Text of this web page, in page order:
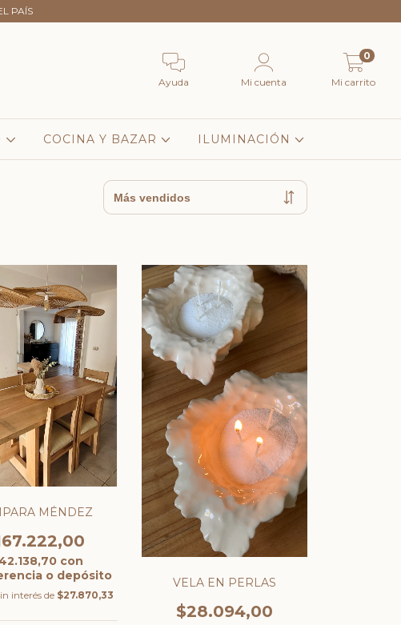
PAÍS
Ayuda Mi cuenta Mi carrito
0
COCINA Y BAZAR ILUMINACIÓN
MÉNDEZ
con
o depósito
interés de $27.870,33
VELA EN PERLAS
$28.094,00